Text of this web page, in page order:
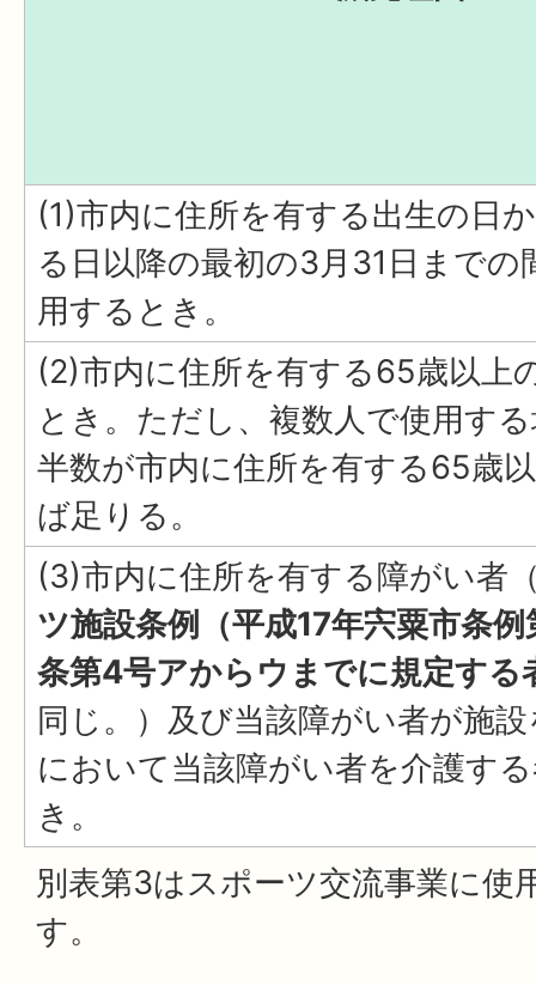
(1)市内に住所を有する出生の日
る日以降の最初の3月31日までの
用するとき。
(2)市内に住所を有する65歳以上
とき。ただし、複数人で使用す
半数が市内に住所を有する65歳
ば足りる。
(3)市内に住所を有する障がい者
ツ施設条例（平成17年宍粟市条
条第4号アからウまでに規定する
同じ。）及び当該障がい者が施
において当該障がい者を介護す
き。
別表第3はスポーツ交流事業に使
す。